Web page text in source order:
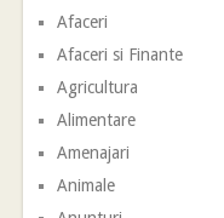
Afaceri
Afaceri si Finante
Agricultura
Alimentare
Amenajari
Animale